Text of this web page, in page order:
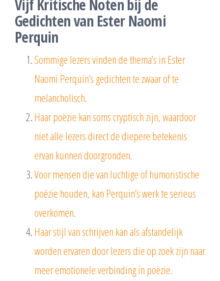
Vijf Kritische Noten bij de
Gedichten van Ester Naomi
Perquin
Sommige lezers vinden de thema’s in Ester
Naomi Perquin’s gedichten te zwaar of te
melancholisch.
Haar poëzie kan soms cryptisch zijn, waardoor
niet alle lezers direct de diepere betekenis
ervan kunnen doorgronden.
Voor mensen die van luchtige of humoristische
poëzie houden, kan Perquin’s werk te serieus
overkomen.
Haar stijl van schrijven kan als afstandelijk
worden ervaren door lezers die op zoek zijn naar
meer emotionele verbinding in poëzie.